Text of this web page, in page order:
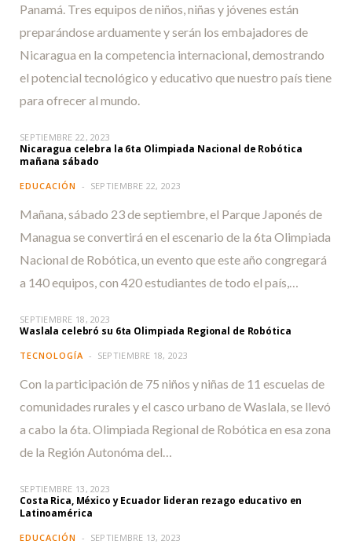
Panamá. Tres equipos de niños, niñas y jóvenes están
preparándose arduamente y serán los embajadores de
Nicaragua en la competencia internacional, demostrando
el potencial tecnológico y educativo que nuestro país tiene
para ofrecer al mundo.
SEPTIEMBRE 22, 2023
Nicaragua celebra la 6ta Olimpiada Nacional de Robótica
mañana sábado
EDUCACIÓN SEPTIEMBRE 22, 2023
Mañana, sábado 23 de septiembre, el Parque Japonés de
Managua se convertirá en el escenario de la 6ta Olimpiada
Nacional de Robótica, un evento que este año congregará
a 140 equipos, con 420 estudiantes de todo el país,…
SEPTIEMBRE 18, 2023
Waslala celebró su 6ta Olimpiada Regional de Robótica
TECNOLOGÍA SEPTIEMBRE 18, 2023
Con la participación de 75 niños y niñas de 11 escuelas de
comunidades rurales y el casco urbano de Waslala, se llevó
a cabo la 6ta. Olimpiada Regional de Robótica en esa zona
de la Región Autonóma del…
SEPTIEMBRE 13, 2023
Costa Rica, México y Ecuador lideran rezago educativo en
Latinoamérica
EDUCACIÓN SEPTIEMBRE 13, 2023